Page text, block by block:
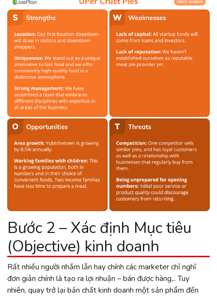
Bước 2 – Xác định Mục tiêu
(Objective) kinh doanh
Rất nhiều người nhầm lẫn hay chính các marketer chỉ nghĩ
đơn giản chính là tạo ra lợi nhuận – bán được hàng,.. Tuy
nhiên, quay trở lại bản chất kinh doanh một sản phẩm đến